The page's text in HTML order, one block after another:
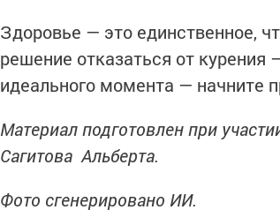
Здоровье — это единственное,
решение отказаться от
идеального момента — начните
Материал подготовлен при
Сагитова Альберта.
Фото сгенерировано ИИ.